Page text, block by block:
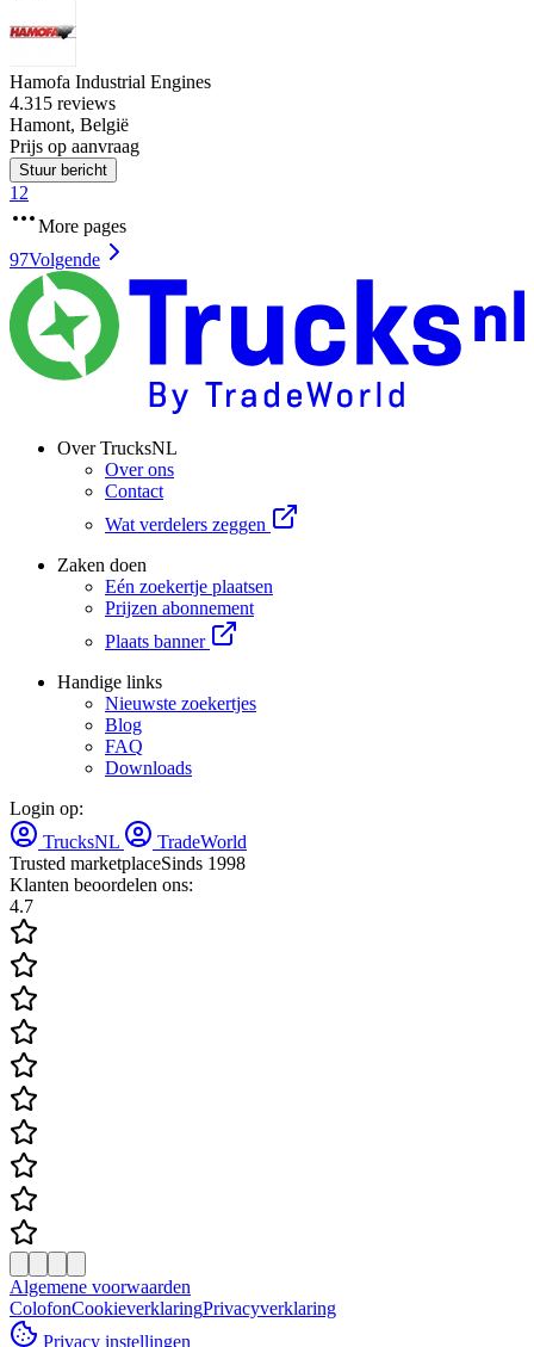
Hamofa Industrial Engines
4.315 reviews
Hamont, België
Prijs op aanvraag
Stuur bericht
1 2
More pages
97Volgende
Over TrucksNL
Over ons
Contact
Wat verdelers zeggen
Zaken doen
Eén zoekertje plaatsen
Prijzen abonnement
Plaats banner
Handige links
Nieuwste zoekertjes
Blog
FAQ
Downloads
Login op:
TrucksNL
TradeWorld
Trusted marketplaceSinds 1998
Klanten beoordelen ons:
4.7
Algemene voorwaarden
ColofonCookieverklaringPrivacyverklaring
Privacy instellingen